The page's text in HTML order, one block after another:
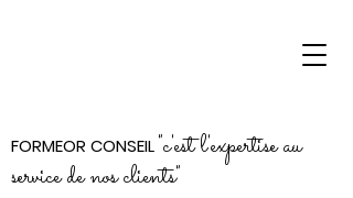
FORMEOR CONSEIL"c'est l'expertise au
service de nos clients"